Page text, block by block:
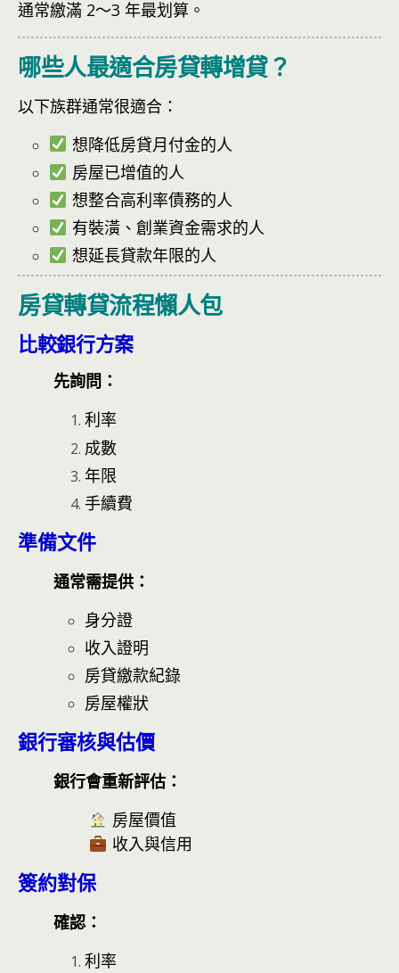
通常繳滿 2～3 年最划算。
哪些人最適合房貸轉增貸？
以下族群通常很適合：
想降低房貸月付金的人
房屋已增值的人
想整合高利率債務的人
有裝潢、創業資金需求的人
想延長貸款年限的人
房貸轉貸流程懶人包
比較銀行方案
先詢問：
利率
成數
年限
手續費
準備文件
通常需提供：
身分證
收入證明
房貸繳款紀錄
房屋權狀
銀行審核與估價
銀行會重新評估：
房屋價值
收入與信用
簽約對保
確認：
利率